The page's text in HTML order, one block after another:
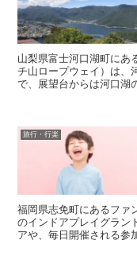
山梨県富士河口湖町にあ
チ山ロープウェイ）は、
で、展望台からは河口湖
旅行・行楽
福岡県志免町にあるファ
のインドアプレイグラン
アや、毎日開催される参